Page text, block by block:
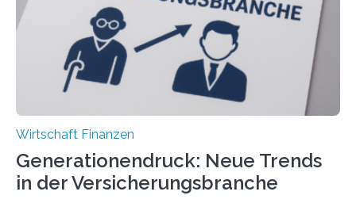
Wirtschaft Finanzen
Generationendruck: Neue Trends
in der Versicherungsbranche